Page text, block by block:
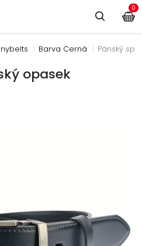
Barva Černá Pánský
opasek
0